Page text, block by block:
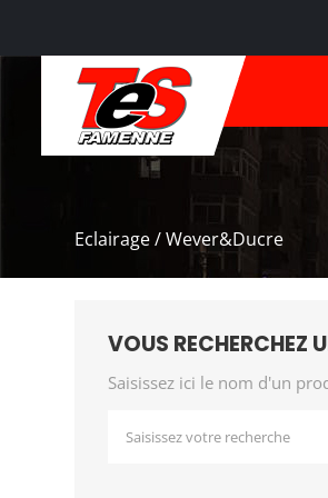
Eclairage / Wever&Ducre
VOUS RECHERCHEZ
Saisissez ici le nom d'un